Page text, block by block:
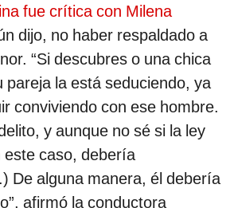
fue crítica con Milena
dijo, no haber respaldado a
“Si descubres o una chica
pareja la está seduciendo, ya
conviviendo con ese hombre.
y aunque no sé si la ley
este caso, debería
De alguna manera, él debería
afirmó la conductora